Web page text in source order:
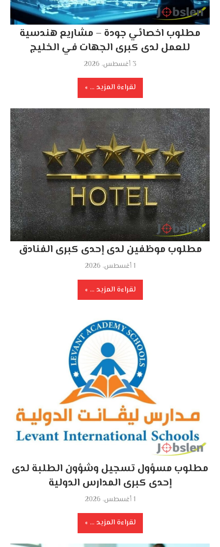
مطلوب اخصائي جودة – مشاريع هندسية
للعمل لدى كبرى الجهات في الخليج
3 أغسطس، 2026
لقراءة المزيد ...
مطلوب موظفين لدى إحدى كبرى الفنادق
1 أغسطس، 2026
لقراءة المزيد ...
مطلوب مسؤول تسجيل وشؤون الطلبة لدى
إحدى كبرى المدارس الدولية
1 أغسطس، 2026
لقراءة المزيد ...